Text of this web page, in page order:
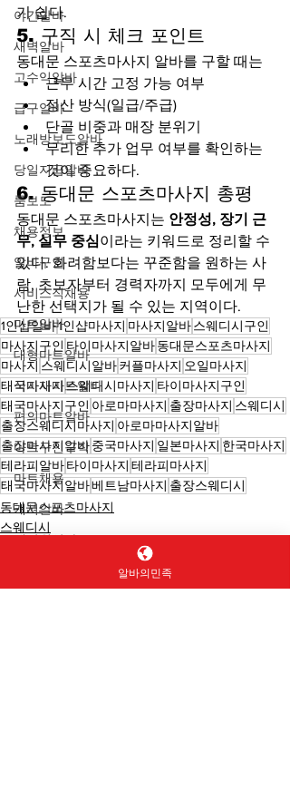
야간알바
새벽알바
고수익알바
급구알바
노래방보도알바
당일지급알바
룸보도
채용정보
알바구인
서비스직채용
마트알바
대형마트알바
식자재마트알바
편의마트알바
마트구인구직
마트채용
캐셔알바
계산원알바
기 쉽다.
5. 구직 시 체크 포인트
동대문 스포츠마사지 알바를 구할 때는
근무 시간 고정 가능 여부
정산 방식(일급/주급)
단골 비중과 매장 분위기
무리한 추가 업무 여부를 확인하는
것이 중요하다.
6. 동대문 스포츠마사지 총평
동대문 스포츠마사지는 안정성, 장기 근
무, 실무 중심이라는 키워드로 정리할 수
있다. 화려함보다는 꾸준함을 원하는 사
람, 초보자부터 경력자까지 모두에게 무
난한 선택지가 될 수 있는 지역이다.
1인샵알바1인샵마사지 마사지알바스웨디시구인
마사지구인 타이마사지알바동대문스포츠마사지
마사지 스웨디시알바커플마사지 오일마사지
태국마사지스웨디시마사지 타이마사지구인
태국마사지구인 아로마마사지 출장마사지 스웨디시
출장스웨디시마사지 아로마마사지알바
출장마사지알바중국마사지 일본마사지 한국마사지
테라피알바타이마사지 테라피마사지
태국마사지알바베트남마사지 출장스웨디시
동대문스포츠마사지
스웨디시
알바의민족